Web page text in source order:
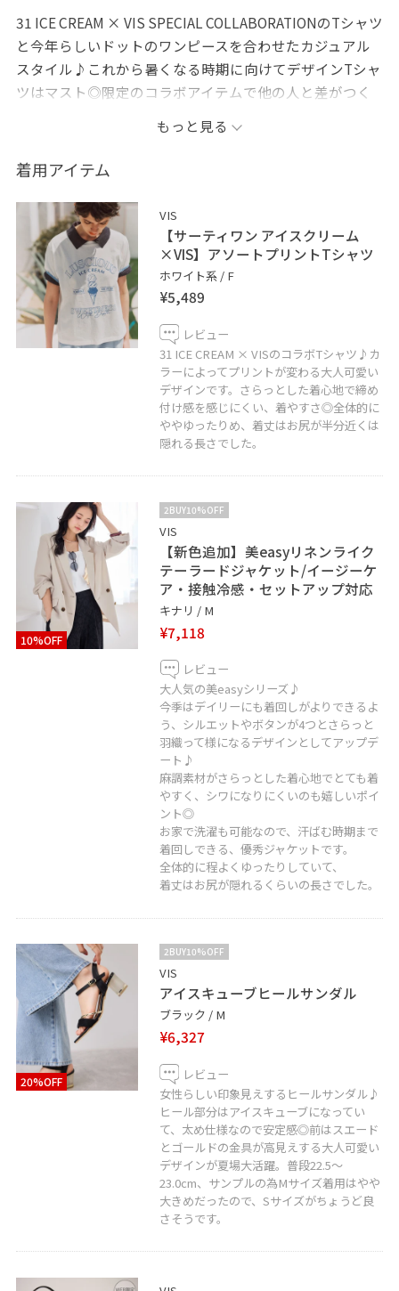
31 ICE CREAM × VIS SPECIAL COLLABORATIONのTシャツ
と今年らしいドットのワンピースを合わせたカジュアル
スタイル♪これから暑くなる時期に向けてデザインTシャ
ツはマスト◎限定のコラボアイテムで他の人と差がつく
でスッキリまとめた夏の大人カジュアルコーデ。
・
・
気軽にフォロー、お気に入り登録♡して下さい♪
✔︎WEAR
account→_ichi
最近インスタはじめました♪@_ichi___v
ご参照下さい。
※掲載のないものは私物となります。
もっと見る
着用アイテム
VIS
【サーティワン アイスクリーム
×VIS】アソートプリントTシャツ
ホワイト系 / F
¥5,489
レビュー
31 ICE CREAM × VISのコラボTシャツ♪カ
ラーによってプリントが変わる大人可愛い
デザインです。さらっとした着心地で締め
付け感を感じにくい、着やすさ◎全体的に
ややゆったりめ、着丈はお尻が半分近くは
隠れる長さでした。
10%OFF
2BUY10%OFF
VIS
【新色追加】美easyリネンライク
テーラードジャケット/イージーケ
ア・接触冷感・セットアップ対応
キナリ / M
¥7,118
レビュー
大人気の美easyシリーズ♪
今季はデイリーにも着回しがよりできるよ
う、シルエットやボタンが4つとさらっと
羽織って様になるデザインとしてアップデ
ート♪
麻調素材がさらっとした着心地でとても着
やすく、シワになりにくいのも嬉しいポイ
ント◎
お家で洗濯も可能なので、汗ばむ時期まで
着回しできる、優秀ジャケットです。
全体的に程よくゆったりしていて、
着丈はお尻が隠れるくらいの長さでした。
20%OFF
2BUY10%OFF
VIS
アイスキューブヒールサンダル
ブラック / M
¥6,327
レビュー
女性らしい印象見えするヒールサンダル♪
ヒール部分はアイスキューブになってい
て、太め仕様なので安定感◎前はスエード
とゴールドの金具が高見えする大人可愛い
デザインが夏場大活躍。普段22.5〜
23.0cm、サンプルの為Mサイズ着用はやや
大きめだったので、Sサイズがちょうど良
さそうです。